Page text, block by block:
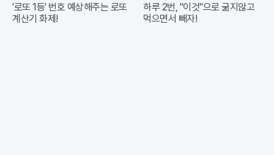
'로또 1등' 번호 예상해주는 로또
계산기 화제!
하루 2번, "이것"으로 굶지않고
먹으면서 빼자!